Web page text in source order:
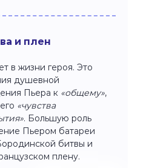
и плен
в жизни героя. Это
душевной
Пьера к «общему»,
«чувства
. Большую роль
Пьером батареи
битвы и
плену.